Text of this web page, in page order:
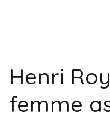
Henri
femme